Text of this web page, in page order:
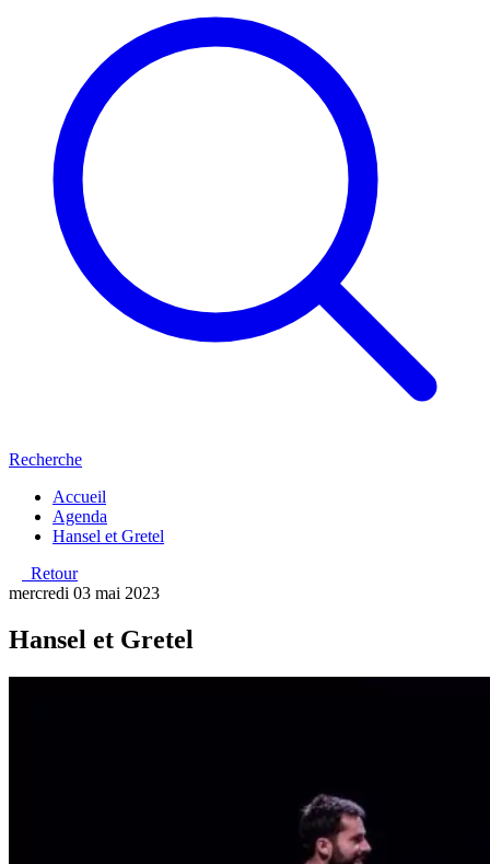
Recherche
Accueil
Agenda
Hansel et Gretel
Retour
mercredi 03 mai 2023
Hansel et Gretel